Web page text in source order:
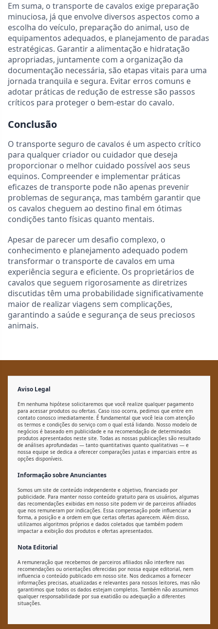
Em suma, o transporte de cavalos exige preparação
minuciosa, já que envolve diversos aspectos como a
escolha do veículo, preparação do animal, uso de
equipamentos adequados, e planejamento de paradas
estratégicas. Garantir a alimentação e hidratação
apropriadas, juntamente com a organização da
documentação necessária, são etapas vitais para uma
jornada tranquila e segura. Evitar erros comuns e
adotar práticas de redução de estresse são passos
críticos para proteger o bem-estar do cavalo.
Conclusão
O transporte seguro de cavalos é um aspecto crítico
para qualquer criador ou cuidador que deseja
proporcionar o melhor cuidado possível aos seus
equinos. Compreender e implementar práticas
eficazes de transporte pode não apenas prevenir
problemas de segurança, mas também garantir que
os cavalos cheguem ao destino final em ótimas
condições tanto físicas quanto mentais.
Apesar de parecer um desafio complexo, o
conhecimento e planejamento adequado podem
transformar o transporte de cavalos em uma
experiência segura e eficiente. Os proprietários de
cavalos que seguem rigorosamente as diretrizes
discutidas têm uma probabilidade significativamente
maior de realizar viagens sem complicações,
garantindo a saúde e segurança de seus preciosos
animais.
Aviso Legal
Em nenhuma hipótese solicitaremos que você realize qualquer pagamento
para acessar produtos ou ofertas. Caso isso ocorra, pedimos que entre em
contato conosco imediatamente. É fundamental que você leia com atenção
os termos e condições do serviço com o qual está lidando. Nosso modelo de
negócios é baseado em publicidade e na recomendação de determinados
produtos apresentados neste site. Todas as nossas publicações são resultado
de análises aprofundadas — tanto quantitativas quanto qualitativas — e
nossa equipe se dedica a oferecer comparações justas e imparciais entre as
opções disponíveis.
Informação sobre Anunciantes
Somos um site de conteúdo independente e objetivo, financiado por
publicidade. Para manter nosso conteúdo gratuito para os usuários, algumas
das recomendações exibidas em nosso site podem vir de parceiros afiliados
que nos remuneram por indicações. Essa compensação pode influenciar a
forma, a posição e a ordem em que certas ofertas aparecem. Além disso,
utilizamos algoritmos próprios e dados coletados que também podem
impactar a exibição dos produtos e ofertas apresentados.
Nota Editorial
A remuneração que recebemos de parceiros afiliados não interfere nas
recomendações ou orientações oferecidas por nossa equipe editorial, nem
influencia o conteúdo publicado em nosso site. Nos dedicamos a fornecer
informações precisas, atualizadas e relevantes para nossos leitores, mas não
garantimos que todos os dados estejam completos. Também não assumimos
qualquer responsabilidade por sua exatidão ou adequação a diferentes
situações.